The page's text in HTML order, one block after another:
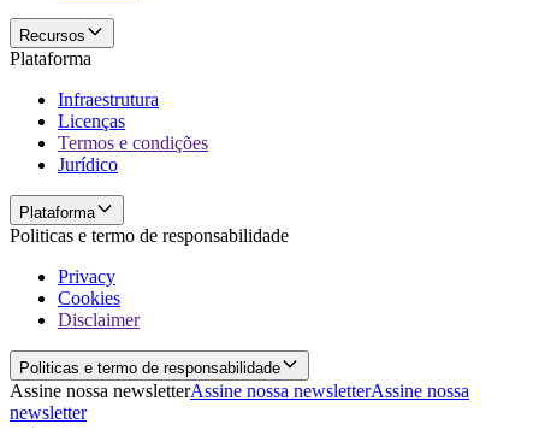
Recursos
Plataforma
Infraestrutura
Licenças
Termos e condições
Jurídico
Plataforma
Politicas e termo de responsabilidade
Privacy
Cookies
Disclaimer
Politicas e termo de responsabilidade
Assine nossa newsletterAssine nossa newsletterAssine nossa
newsletter